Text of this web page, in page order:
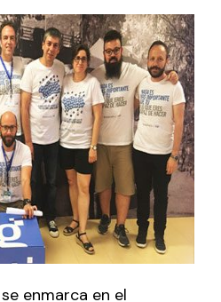
enmarca en el